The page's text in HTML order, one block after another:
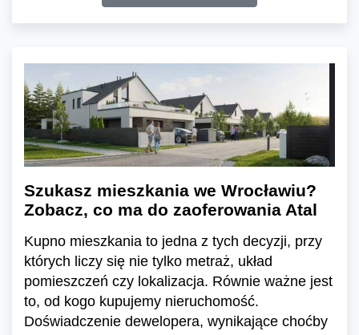
Szukasz mieszkania we Wrocławiu?
Zobacz, co ma do zaoferowania Atal
Kupno mieszkania to jedna z tych decyzji, przy
których liczy się nie tylko metraż, układ
pomieszczeń czy lokalizacja. Równie ważne jest
to, od kogo kupujemy nieruchomość.
Doświadczenie dewelopera, wynikające choćby